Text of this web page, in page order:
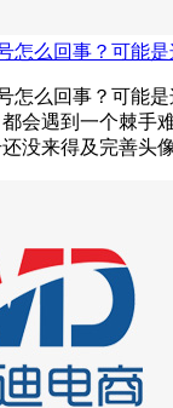
怎么回事？可能是
怎么回事？可能
会遇到一个棘手
没来得及完善头像